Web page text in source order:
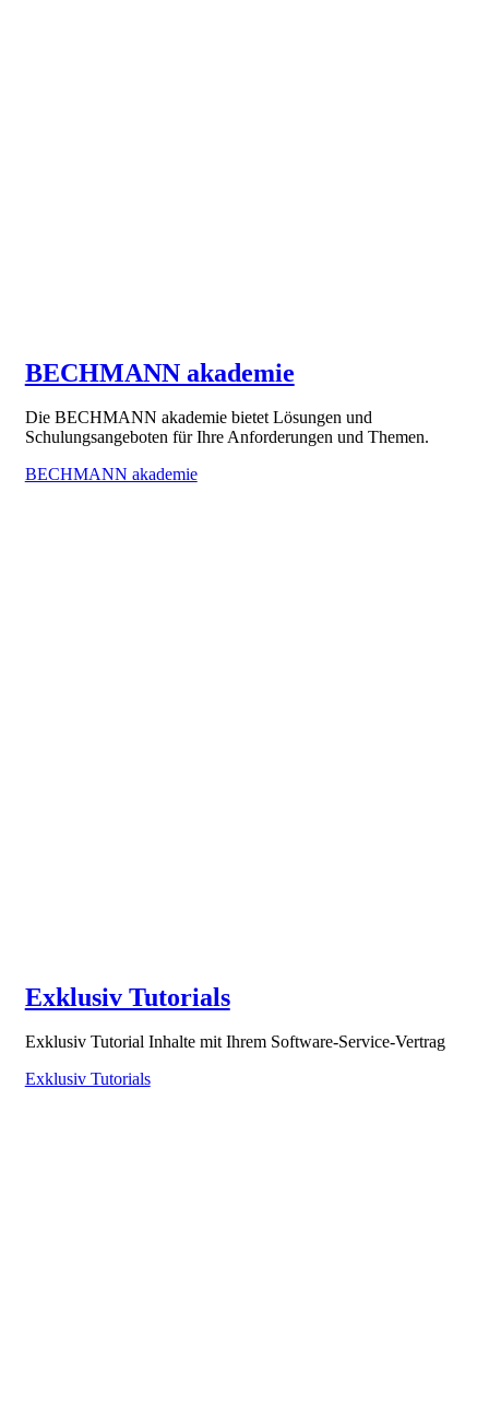
BECHMANN akademie
Die BECHMANN akademie bietet Lösungen und
Schulungsangeboten für Ihre Anforderungen und Themen.
BECHMANN akademie
Exklusiv Tutorials
Exklusiv Tutorial Inhalte mit Ihrem Software-Service-Vertrag
Exklusiv Tutorials